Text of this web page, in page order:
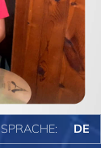
SPRACHE: DE